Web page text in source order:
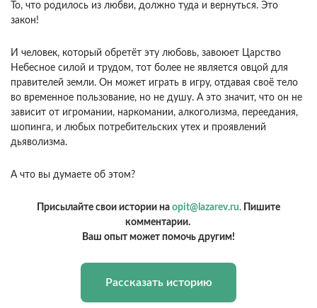
То, что родилось из любви, должно туда и вернуться. Это
закон!
И человек, который обретёт эту любовь, завоюет Царство
Небесное силой и трудом, тот более не является овцой для
правителей земли. Он может играть в игру, отдавая своё тело
во временное пользование, но не душу. А это значит, что он не
зависит от игромании, наркомании, алкоголизма, переедания,
шопинга, и любых потребительских утех и проявлений
дьяволизма.
А что вы думаете об этом?
Присылайте свои истории на opit@lazarev.ru. Пишите
комментарии.
Ваш опыт может помочь другим!
Рассказать историю